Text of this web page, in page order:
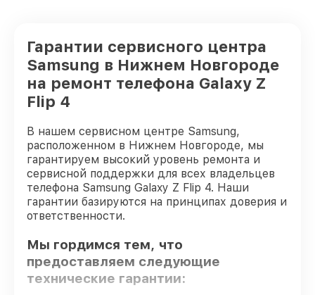
Гарантии сервисного центра
Samsung в Нижнем Новгороде
на ремонт телефона Galaxy Z
Flip 4
В нашем сервисном центре Samsung,
расположенном в Нижнем Новгороде, мы
гарантируем высокий уровень ремонта и
сервисной поддержки для всех владельцев
телефона Samsung Galaxy Z Flip 4. Наши
гарантии базируются на принципах доверия и
ответственности.
Мы гордимся тем, что
предоставляем следующие
технические гарантии: